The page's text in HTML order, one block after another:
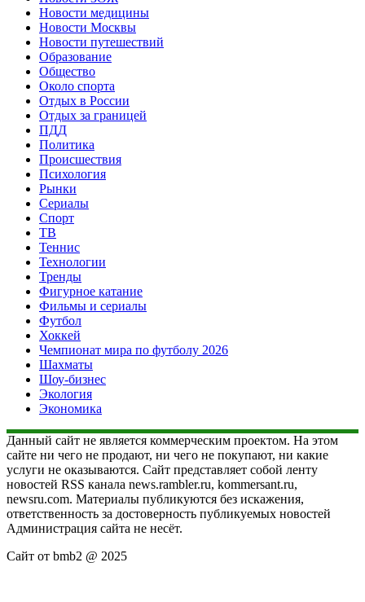
Новости медицины
Новости Москвы
Новости путешествий
Образование
Общество
Около спорта
Отдых в России
Отдых за границей
ПДД
Политика
Происшествия
Психология
Рынки
Сериалы
Спорт
ТВ
Теннис
Технологии
Тренды
Фигурное катание
Фильмы и сериалы
Футбол
Хоккей
Чемпионат мира по футболу 2026
Шахматы
Шоу-бизнес
Экология
Экономика
Данный сайт не является коммерческим проектом. На этом
сайте ни чего не продают, ни чего не покупают, ни какие
услуги не оказываются. Сайт представляет собой ленту
новостей RSS канала news.rambler.ru, kommersant.ru,
newsru.com. Материалы публикуются без искажения,
ответственность за достоверность публикуемых новостей
Администрация сайта не несёт.
Сайт от bmb2 @ 2025